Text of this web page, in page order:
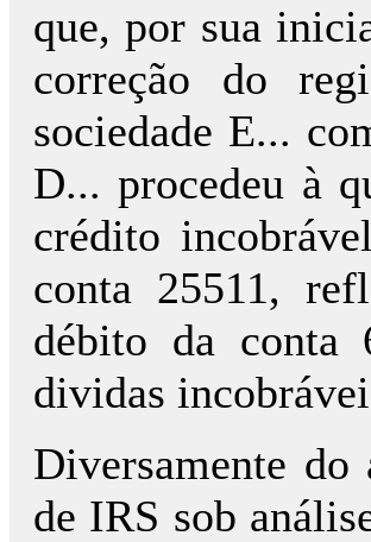
que, por sua
correção do
sociedade E...
D... procedeu à
crédito
conta 25511,
débito da conta
dividas
Diversamente do
de IRS sob